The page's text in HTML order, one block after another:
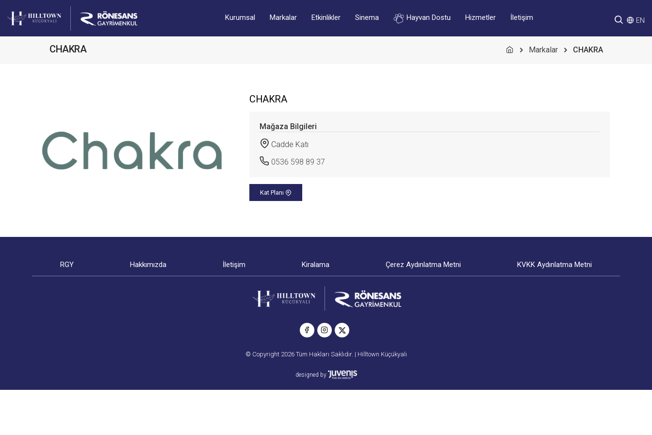
Kurumsal Markalar Etkinlikler Sinema Hayvan Dostu Hizmetler İletişim EN
CHAKRA Markalar CHAKRA
CHAKRA
Mağaza Bilgileri
Cadde Katı
0536 598 89 37
Kat Planı
RGY Hakkımızda İletişim Kiralama Çerez Aydınlatma Metni KVKK Aydınlatma Metni
© Copyright 2026 Tüm Hakları Saklıdır. | Hilltown Küçükyalı
designed by